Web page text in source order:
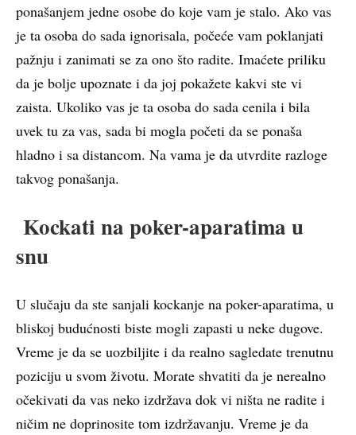
ponašanjem jedne osobe do koje vam je stalo. Ako vas
je ta osoba do sada ignorisala, počeće vam poklanjati
pažnju i zanimati se za ono što radite. Imaćete priliku
da je bolje upoznate i da joj pokažete kakvi ste vi
zaista. Ukoliko vas je ta osoba do sada cenila i bila
uvek tu za vas, sada bi mogla početi da se ponaša
hladno i sa distancom. Na vama je da utvrdite razloge
takvog ponašanja.
Kockati na poker-aparatima u
snu
U slučaju da ste sanjali kockanje na poker-aparatima, u
bliskoj budućnosti biste mogli zapasti u neke dugove.
Vreme je da se uozbiljite i da realno sagledate trenutnu
poziciju u svom životu. Morate shvatiti da je nerealno
očekivati da vas neko izdržava dok vi ništa ne radite i
ničim ne doprinosite tom izdržavanju. Vreme je da